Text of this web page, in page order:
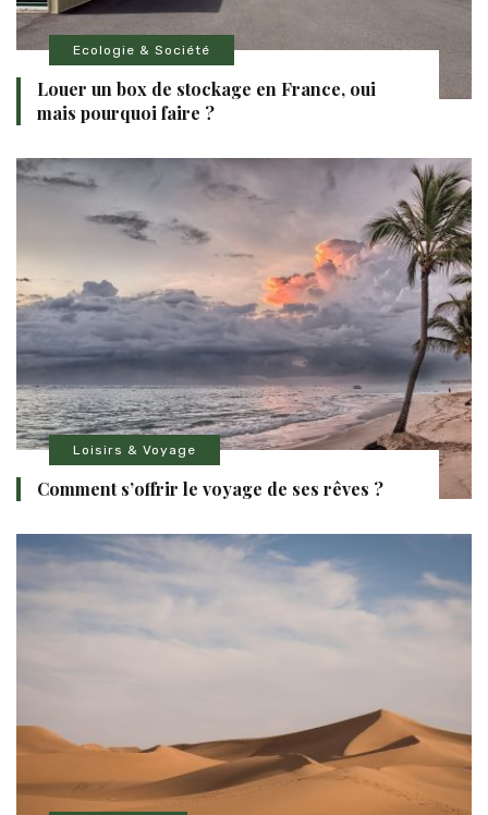
Ecologie & Société
Louer un box de stockage en France, oui
mais pourquoi faire ?
Loisirs & Voyage
Comment s’offrir le voyage de ses rêves ?